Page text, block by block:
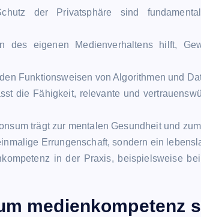
der Privatsphäre sind
des eigenen Medienverhaltens hilft,
Funktionsweisen von Algorithmen und
die Fähigkeit, relevante und
trägt zur mentalen Gesundheit und
Errungenschaft, sondern ein
in der Praxis, beispielsweise
medienkompetenz